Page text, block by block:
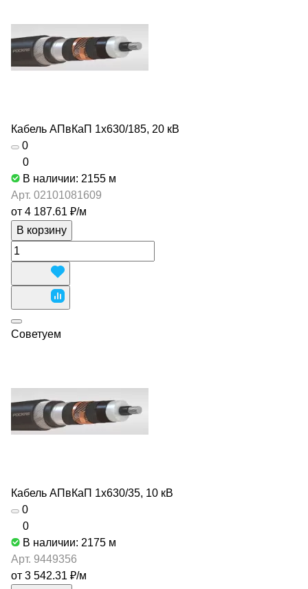
Кабель АПвКаП 1х630/185, 20 кВ
0
0
В наличии: 2155 м
Арт. 02101081609
от 4 187.61 ₽/м
В корзину
Советуем
Кабель АПвКаП 1х630/35, 10 кВ
0
0
В наличии: 2175 м
Арт. 9449356
от 3 542.31 ₽/м